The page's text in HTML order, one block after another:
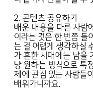
2. 콘텐츠 공유하기
배운 내용을 다른 사람
이라는 것은 한 번쯤 들
는 걸 어렵게 생각하실
가 흔한 시대에는 남을
냥 원하는 방식으로 특
제에 관심 있는 사람들
배워가니까요.